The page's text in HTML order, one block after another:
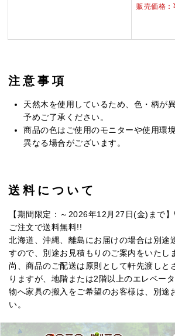
販売価格：
注意事項
天然木を使用しているため、色・柄が
予めご了承ください。
商品の色はご使用のモニターや使用環
異なる場合がございます。
送料について
【期間限定：～2026年12月27日(金)まで
ご注文で送料無料!!
北海道、沖縄、離島にお届けの場合は別途
すので、別途お見積もりのご案内をいたし
尚、商品のご配送は原則として軒先渡しと
りますが、地階または2階以上のエレベー
物へ家具の搬入をご希望のお客様は、別途
い。